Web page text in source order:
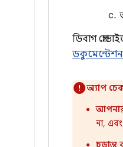
ডিবাগ
ডকুমেন্টেশন
অ্যাপ
আপনার
না,
চূড়ান্ত